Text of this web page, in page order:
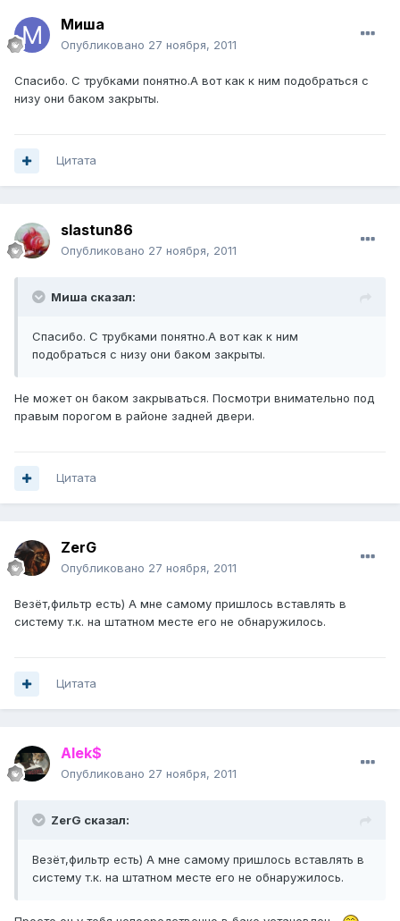
Миша
Опубликовано 27 ноября, 2011
Спасибо. С трубками понятно.А вот как к ним подобраться с
низу они баком закрыты.
Цитата
slastun86
Опубликовано 27 ноября, 2011
Миша сказал:
Спасибо. С трубками понятно.А вот как к ним
подобраться с низу они баком закрыты.
Не может он баком закрываться. Посмотри внимательно под
правым порогом в районе задней двери.
Цитата
ZerG
Опубликовано 27 ноября, 2011
Везёт,фильтр есть) А мне самому пришлось вставлять в
систему т.к. на штатном месте его не обнаружилось.
Цитата
Alek$
Опубликовано 27 ноября, 2011
ZerG сказал:
Везёт,фильтр есть) А мне самому пришлось вставлять в
систему т.к. на штатном месте его не обнаружилось.